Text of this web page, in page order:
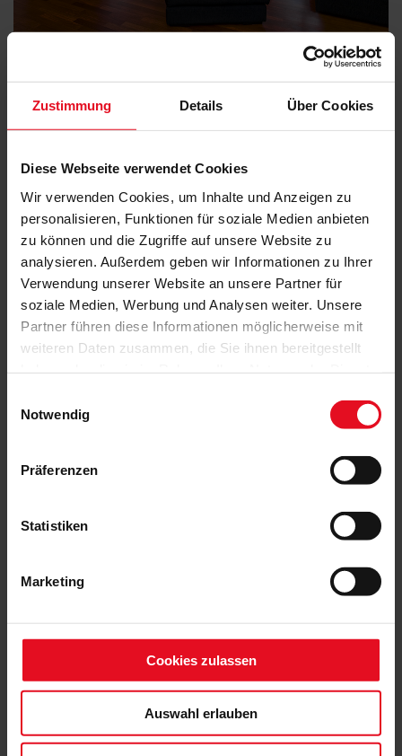
Zustimmung Details Über Cookies
Diese Webseite verwendet Cookies
Wir verwenden Cookies, um Inhalte und Anzeigen zu
personalisieren, Funktionen für soziale Medien anbieten
zu können und die Zugriffe auf unsere Website zu
analysieren. Außerdem geben wir Informationen zu Ihrer
Verwendung unserer Website an unsere Partner für
soziale Medien, Werbung und Analysen weiter. Unsere
Partner führen diese Informationen möglicherweise mit
weiteren Daten zusammen, die Sie ihnen bereitgestellt
Notwendig
Präferenzen
Statistiken
Marketing
Cookies zulassen
Auswahl erlauben